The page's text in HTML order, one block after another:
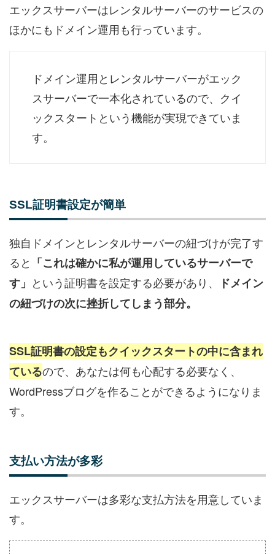
エックスサーバーはレンタルサーバーのサービスの
ほかにもドメイン運用も行っています。
ドメイン運用とレンタルサーバーがエック
スサーバーで一本化されているので、クイ
ックスタートという機能が実現できていま
す。
SSL証明書設定が簡単
独自ドメインとレンタルサーバーの紐づけが完了す
ると 「これは確かに私が運用しているサーバーで
す」 という証明書を設定する必要があり、
ドメイン
の紐づけの次に挫折してしまう部分。
SSL証明書の設定もクイックスタートの中に含まれ
ているので、あなたは何も心配する必要なく、
WordPressブログを作ることができるようになりま
す。
支払い方法が多彩
エックスサーバーは多彩な支払方法を用意していま
す。